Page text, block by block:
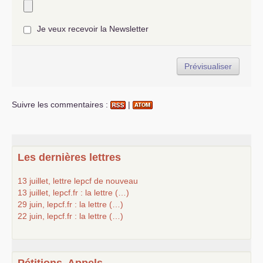
Je veux recevoir la Newsletter
Suivre les commentaires : |
Les dernières lettres
13 juillet, lettre lepcf de nouveau
13 juillet, lepcf.fr : la lettre (…)
29 juin, lepcf.fr : la lettre (…)
22 juin, lepcf.fr : la lettre (…)